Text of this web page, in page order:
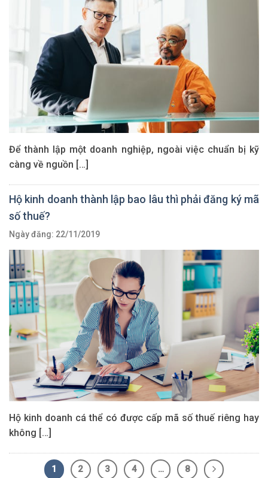
Để thành lập một doanh nghiệp, ngoài việc chuẩn bị kỹ
càng về nguồn […]
Hộ kinh doanh thành lập bao lâu thì phải đăng ký mã
số thuế?
Ngày đăng: 22/11/2019
Hộ kinh doanh cá thể có được cấp mã số thuế riêng hay
không […]
1 2 3 4 … 8